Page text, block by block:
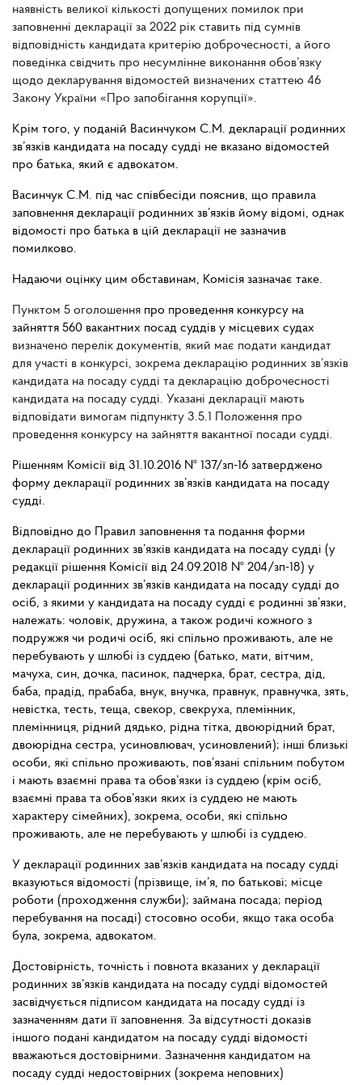
наявність великої кількості допущених помилок при
заповненні декларації за 2022 рік ставить під сумнів
відповідність кандидата критерію доброчесності, а його
поведінка свідчить про несумлінне виконання обов’язку
щодо декларування відомостей визначених статтею 46
Закону України «Про запобігання корупції».
Крім того, у поданій Васинчуком С.М. декларації родинних
зв’язків кандидата на посаду судді не вказано відомостей
про батька, який є адвокатом.
Васинчук С.М. під час співбесіди пояснив, що правила
заповнення декларації родинних зв’язків йому відомі, однак
відомості про батька в цій декларації не зазначив
помилково.
Надаючи оцінку цим обставинам, Комісія зазначає таке.
Пунктом 5 оголошення про проведення конкурсу на
зайняття 560 вакантних посад суддів у місцевих судах
визначено перелік документів, який має подати кандидат
для участі в конкурсі, зокрема декларацію родинних зв’язків
кандидата на посаду судді та декларацію доброчесності
кандидата на посаду судді. Указані декларації мають
відповідати вимогам підпункту 3.5.1 Положення про
проведення конкурсу на зайняття вакантної посади судді.
Рішенням Комісії від 31.10.2016 № 137/зп-16 затверджено
форму декларації родинних зв’язків кандидата на посаду
судді.
Відповідно до Правил заповнення та подання форми
декларації родинних зв’язків кандидата на посаду судді (у
редакції рішення Комісії від 24.09.2018 № 204/зп-18) у
декларації родинних зв’язків кандидата на посаду судді до
осіб, з якими у кандидата на посаду судді є родинні зв’язки,
належать: чоловік, дружина, а також родичі кожного з
подружжя чи родичі осіб, які спільно проживають, але не
перебувають у шлюбі із суддею (батько, мати, вітчим,
мачуха, син, дочка, пасинок, падчерка, брат, сестра, дід,
баба, прадід, прабаба, внук, внучка, правнук, правнучка, зять,
невістка, тесть, теща, свекор, свекруха, племінник,
племінниця, рідний дядько, рідна тітка, двоюрідний брат,
двоюрідна сестра, усиновлювач, усиновлений); інші близькі
особи, які спільно проживають, пов’язані спільним побутом
і мають взаємні права та обов’язки із суддею (крім осіб,
взаємні права та обов’язки яких із суддею не мають
характеру сімейних), зокрема, особи, які спільно
проживають, але не перебувають у шлюбі із суддею.
У декларації родинних зав’язків кандидата на посаду судді
вказуються відомості (прізвище, ім’я, по батькові; місце
роботи (проходження служби); займана посада; період
перебування на посаді) стосовно особи, якщо така особа
була, зокрема, адвокатом.
Достовірність, точність і повнота вказаних у декларації
родинних зв’язків кандидата на посаду судді відомостей
засвідчується підписом кандидата на посаду судді із
зазначенням дати її заповнення. За відсутності доказів
іншого подані кандидатом на посаду судді відомості
вважаються достовірними. Зазначення кандидатом на
посаду судді недостовірних (зокрема неповних)